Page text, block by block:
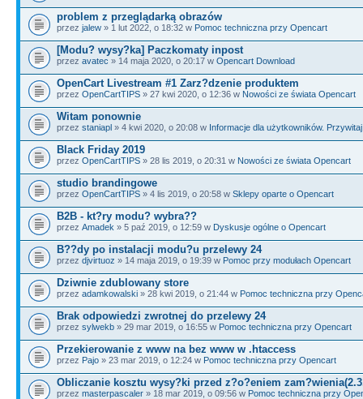
problem z przeglądarką obrazów
przez jalew » 1 lut 2022, o 18:32 w Pomoc techniczna przy Opencart
[Modu? wysy?ka] Paczkomaty inpost
przez avatec » 14 maja 2020, o 20:17 w Opencart Download
OpenCart Livestream #1 Zarz?dzenie produktem
przez OpenCartTIPS » 27 kwi 2020, o 12:36 w Nowości ze świata Opencart
Witam ponownie
przez staniapl » 4 kwi 2020, o 20:08 w Informacje dla użytkowników.
Black Friday 2019
przez OpenCartTIPS » 28 lis 2019, o 20:31 w Nowości ze świata Opencart
studio brandingowe
przez OpenCartTIPS » 4 lis 2019, o 20:58 w Sklepy oparte o Opencart
B2B - kt?ry modu? wybra??
przez Amadek » 5 paź 2019, o 12:59 w Dyskusje ogólne o Opencart
B??dy po instalacji modu?u przelewy 24
przez djvirtuoz » 14 maja 2019, o 19:39 w Pomoc przy modułach Opencart
Dziwnie zdublowany store
przez adamkowalski » 28 kwi 2019, o 21:44 w Pomoc techniczna przy
Brak odpowiedzi zwrotnej do przelewy 24
przez sylwekb » 29 mar 2019, o 16:55 w Pomoc techniczna przy Opencart
Przekierowanie z www na bez www w .htaccess
przez Pajo » 23 mar 2019, o 12:24 w Pomoc techniczna przy Opencart
Obliczanie kosztu wysy?ki przed z?o?eniem
przez masterpascaler » 18 mar 2019, o 09:56 w Pomoc techniczna przy